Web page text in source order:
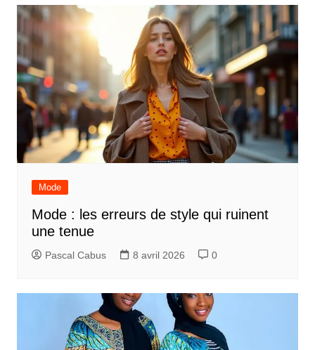
Mode
Mode : les erreurs de style qui ruinent
une tenue
Pascal Cabus 8 avril 2026 0